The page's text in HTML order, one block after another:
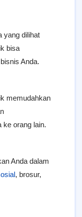
yang dilihat
bisa
Anda.
memudahkan
ke orang lain.
Anda dalam
, brosur,